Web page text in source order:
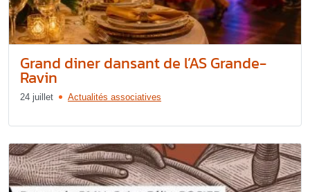
Grand diner dansant de l’AS Grande-
Ravin
24 juillet Actualités associatives